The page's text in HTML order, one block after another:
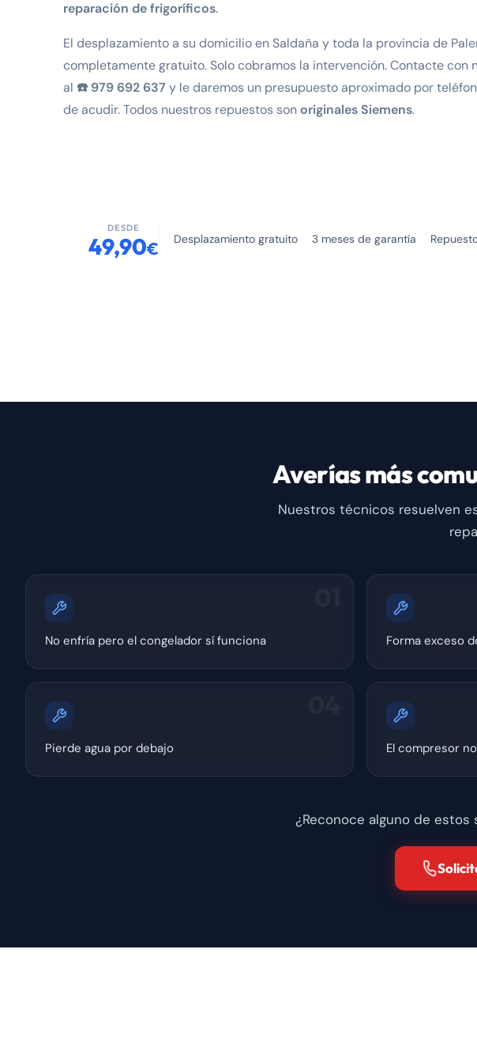
reparación de frigoríficos.
El desplazamiento a su domicilio en Saldaña y toda la provincia de
completamente gratuito. Solo cobramos la intervención. Contacte con
al ☎️ 979 692 637 y le daremos un presupuesto aproximado por
de acudir. Todos nuestros repuestos son originales Siemens.
DESDE
49,90€ Desplazamiento gratuito 3 meses de garantía
Averías más
Nuestros técnicos resuelven
No enfría pero el congelador sí funciona Forma exceso
Pierde agua por debajo El compresor
¿Reconoce alguno de estos